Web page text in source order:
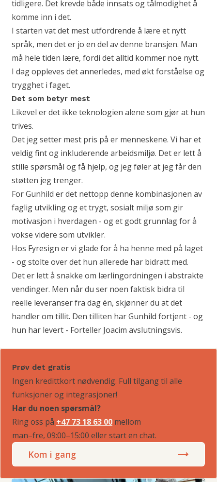
tidligere. Det krevde både innsats og tålmodighet å
komme inn i det.
I starten vat det mest utfordrende å lære et nytt
språk, men det er jo en del av denne bransjen. Man
må hele tiden lære, fordi det alltid kommer noe nytt.
I dag oppleves det annerledes, med økt forståelse og
trygghet i faget.
Det som betyr mest
Likevel er det ikke teknologien alene som gjør at hun
trives.
Det jeg setter mest pris på er menneskene. Vi har et
veldig fint og inkluderende arbeidsmiljø. Det er lett å
stille spørsmål og få hjelp, og jeg føler at jeg får den
støtten jeg trenger.
For Gunhild er det nettopp denne kombinasjonen av
faglig utvikling og et trygt, sosialt miljø som gir
motivasjon i hverdagen - og et godt grunnlag for å
vokse videre som utvikler.
Hos Fyresign er vi glade for å ha henne med på laget
- og stolte over det hun allerede har bidratt med.
Det er lett å snakke om lærlingordningen i abstrakte
vendinger. Men når du ser noen faktisk bidra til
reelle leveranser fra dag én, skjønner du at det
handler om tillit. Den tilliten har Gunhild fortjent - og
hun har levert - Forteller Joacim avslutningsvis.
Prøv det gratis
Ingen kredittkort nødvendig. Full tilgang til alle
funksjoner og integrasjoner!
Har du noen spørsmål?
Ring oss på +47 73 18 63 00 mellom
man–fre, 09:00–15:00 eller start en chat.
Kom i gang